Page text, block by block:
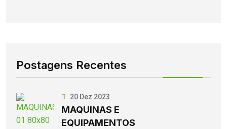
Postagens Recentes
20 Dez 2023
MAQUINAS E
EQUIPAMENTOS